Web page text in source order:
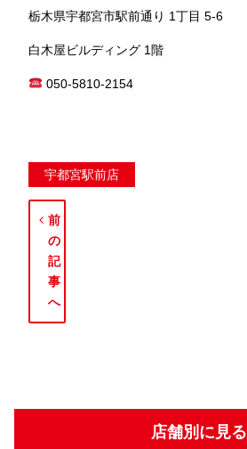
栃木県宇都宮市駅前通り 1丁目 5-6
白木屋ビルディング 1階
050-5810-2154
宇都宮駅前店
前
の
記
事
へ
店舗別に見る